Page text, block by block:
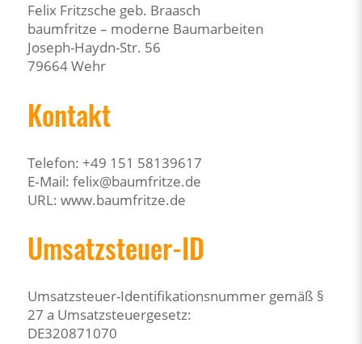
Felix Fritzsche geb. Braasch
baumfritze – moderne Baumarbeiten
Joseph-Haydn-Str. 56
79664 Wehr
Kontakt
Telefon: +49 151 58139617
E‑Mail: felix@baumfritze.de
URL: www.baumfritze.de
Umsatzsteuer-ID
Umsatzsteuer-Identifikationsnummer gemäß §
27 a Umsatzsteuergesetz:
DE320871070